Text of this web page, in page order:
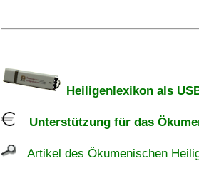
Heiligenlexikon als
Unterstützung für das
Artikel des Ökumenischen